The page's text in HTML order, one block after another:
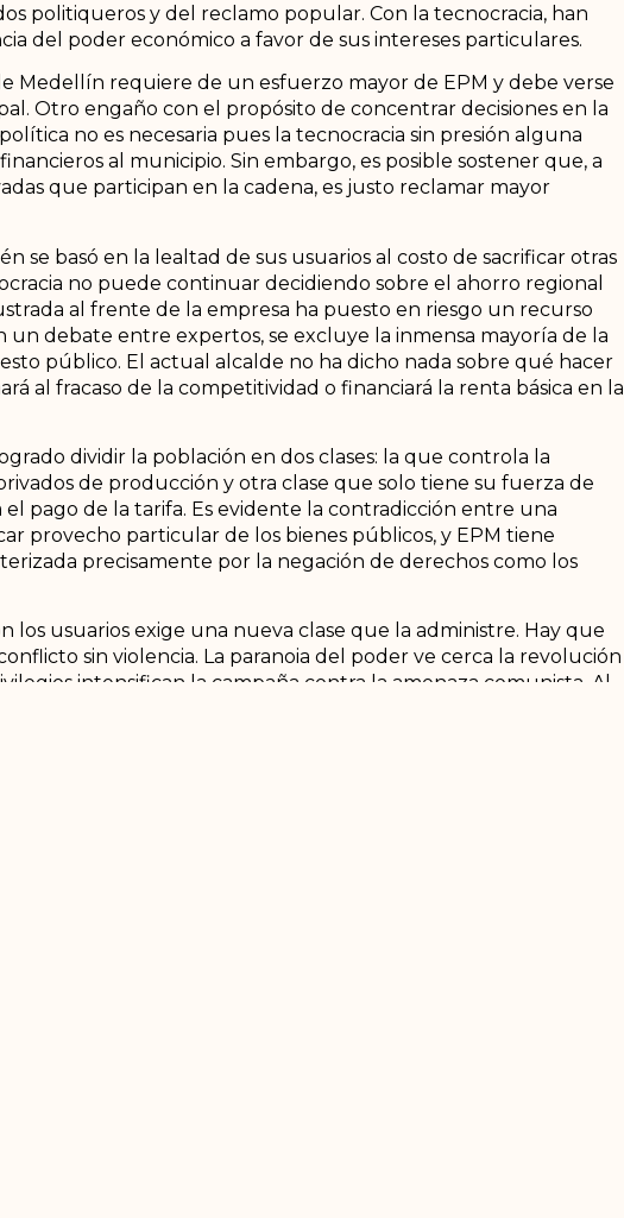
politiqueros y del reclamo popular. Con la tecnocracia, han
del poder económico a favor de sus intereses particulares.
Medellín requiere de un esfuerzo mayor de EPM y debe verse
Otro engaño con el propósito de concentrar decisiones en la
no es necesaria pues la tecnocracia sin presión alguna
al municipio. Sin embargo, es posible sostener que, a
que participan en la cadena, es justo reclamar mayor
se basó en la lealtad de sus usuarios al costo de sacrificar otras
no puede continuar decidiendo sobre el ahorro regional
al frente de la empresa ha puesto en riesgo un recurso
debate entre expertos, se excluye la inmensa mayoría de la
público. El actual alcalde no ha dicho nada sobre qué hacer
al fracaso de la competitividad o financiará la renta básica en la
dividir la población en dos clases: la que controla la
de producción y otra clase que solo tiene su fuerza de
pago de la tarifa. Es evidente la contradicción entre una
provecho particular de los bienes públicos, y EPM tiene
precisamente por la negación de derechos como los
los usuarios exige una nueva clase que la administre. Hay que
sin violencia. La paranoia del poder ve cerca la revolución
intensifican la campaña contra la amenaza comunista. Al